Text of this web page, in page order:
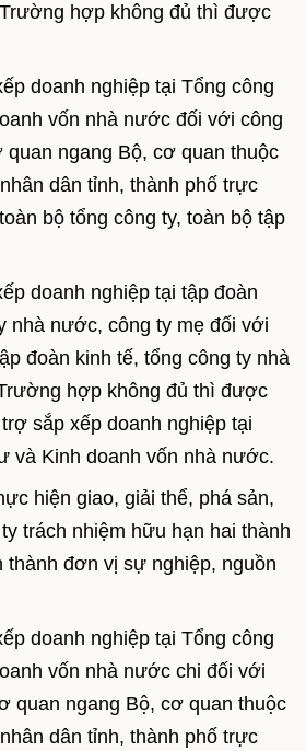
hợp không đủ thì được
doanh nghiệp tại Tổng công
vốn nhà nước đối với công
ngang Bộ, cơ quan thuộc
dân tỉnh, thành phố trực
bộ tổng công ty, toàn bộ tập
doanh nghiệp tại tập đoàn
nhà nước, công ty mẹ đối với
đoàn kinh tế, tổng công ty nhà
hợp không đủ thì được
sắp xếp doanh nghiệp tại
và Kinh doanh vốn nhà nước.
hiện giao, giải thể, phá sản,
trách nhiệm hữu hạn hai thành
thành đơn vị sự nghiệp, nguồn
doanh nghiệp tại Tổng công
vốn nhà nước chi đối với
quan ngang Bộ, cơ quan thuộc
dân tỉnh, thành phố trực